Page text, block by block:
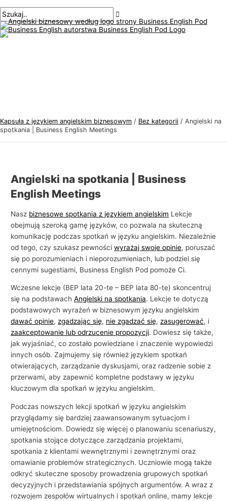
do
treści
główne
Kapsuła z językiem angielskim biznesowym / Bez kategorii / Angielski na
spotkania | Business English Meetings
Angielski na spotkania | Business
English Meetings
Nasz biznesowe spotkania z językiem angielskim Lekcje
obejmują szeroką gamę języków, co pozwala na skuteczną
komunikację podczas spotkań w języku angielskim. Niezależnie
od tego, czy szukasz pewnościwyrażaj swoje opinie, poruszać
się po porozumieniach i nieporozumieniach, lub podziel się
cennymi sugestiami, Business English Pod pomoże Ci.
Wczesne lekcje (BEP lata 20-te – BEP lata 80-te) skoncentruj
się na podstawachAngielski na spotkania. Lekcje te dotyczą
podstawowych wyrażeń w biznesowym języku angielskim
dawać opinie,zgadzając się, nie zgadzać się,zasugerować, i
zaakceptowanie lub odrzucenie propozycji. Dowiesz się także,
jak wyjaśniać, co zostało powiedziane i znaczenie wypowiedzi
innych osób. Zajmujemy się również językiem spotkań
otwierających, zarządzanie dyskusjami, oraz radzenie sobie z
przerwami, aby zapewnić kompletne podstawy w języku
kluczowym dla spotkań w języku angielskim.
Podczas nowszych lekcji spotkań w języku angielskim
przyglądamy się bardziej zaawansowanym sytuacjom i
umiejętnościom. Dowiedz się więcej o planowaniu scenariuszy,
spotkania stojące dotyczące zarządzania projektami,
spotkania z klientami wewnętrznymi i zewnętrznymi oraz
omawianie problemów strategicznych. Uczniowie mogą także
odkryć skuteczne sposoby prowadzenia grupowych spotkań
decyzyjnych i przedstawiania spójnych argumentów. A wraz z
rozwojem zespołów wirtualnych i spotkań online, mamy lekcje
po
wpisach
tutaj..
mail*
T
e
m
ę
a
a
n
g
i
l
i
e
g
o
w
b
i
z
n
e
s
e
S
z
u